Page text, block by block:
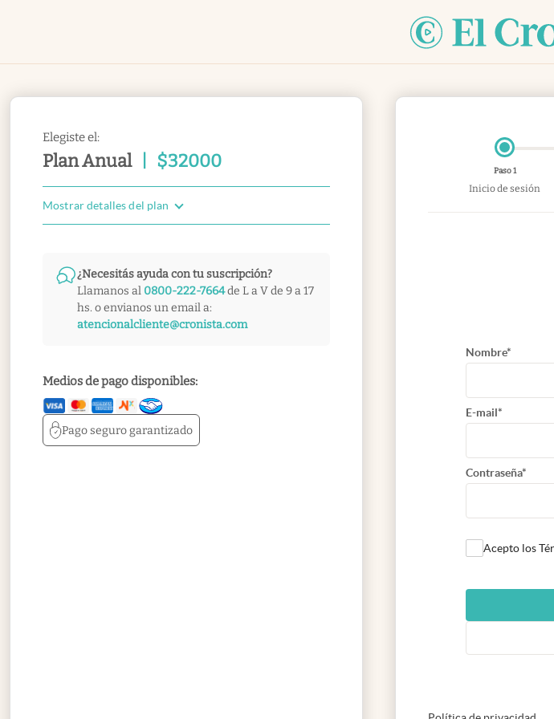
Elegiste el:
Plan Anual $32000
Mostrar detalles del plan
¿Necesitás ayuda con tu suscripción?
Llamanos al 0800-222-7664de L a V de 9 a 17
hs. o envianos un email a:
atencionalcliente@cronista.com
Medios de pago disponibles:
Pago segurogarantizado
Paso 1
Inicio de sesión
Nombre*
E-mail*
Contraseña*
Acepto los